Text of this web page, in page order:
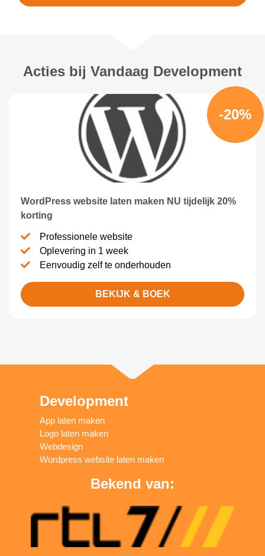
Acties bij Vandaag Development
-20%
WordPress website laten maken NU tijdelijk 20%
korting
Professionele website
Oplevering in 1 week
Eenvoudig zelf te onderhouden
BEKIJK & BOEK
Development
App laten maken
Logo laten maken
Webdesign
Wordpress website laten maken
Bekend van: